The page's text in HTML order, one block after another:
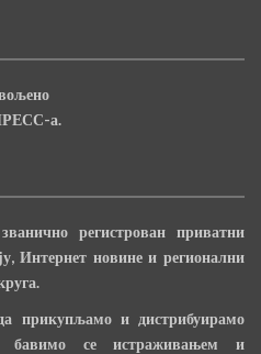
а.
регистрован приватни
Интернет новине и регионални
прикупљамо и дистрибуирамо
бавимо се истраживањем и